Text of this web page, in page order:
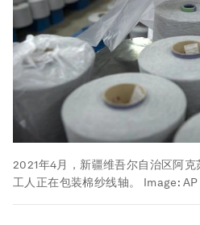
2021年4月，新疆维吾尔自治区阿
工人正在包装棉纱线轴。
Image: